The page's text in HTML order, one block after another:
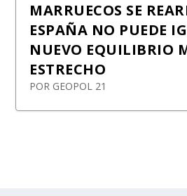
MARRUECOS SE
ESPAÑA NO PUEDE
NUEVO EQUILIBRIO
ESTRECHO
POR GEOPOL 21